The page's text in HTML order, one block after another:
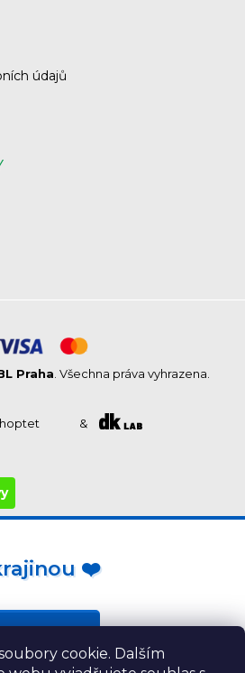
cookie. Dalším
údajů
&
Praha. Všechna práva vyhrazena.
❤️